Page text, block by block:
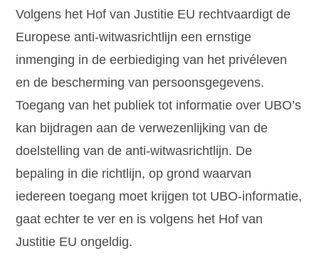
Volgens het Hof van Justitie EU rechtvaardigt de
Europese anti-witwasrichtlijn een ernstige
inmenging in de eerbiediging van het privéleven
en de bescherming van persoonsgegevens.
Toegang van het publiek tot informatie over UBO’s
kan bijdragen aan de verwezenlijking van de
doelstelling van de anti-witwasrichtlijn. De
bepaling in die richtlijn, op grond waarvan
iedereen toegang moet krijgen tot UBO-informatie,
gaat echter te ver en is volgens het Hof van
Justitie EU ongeldig.